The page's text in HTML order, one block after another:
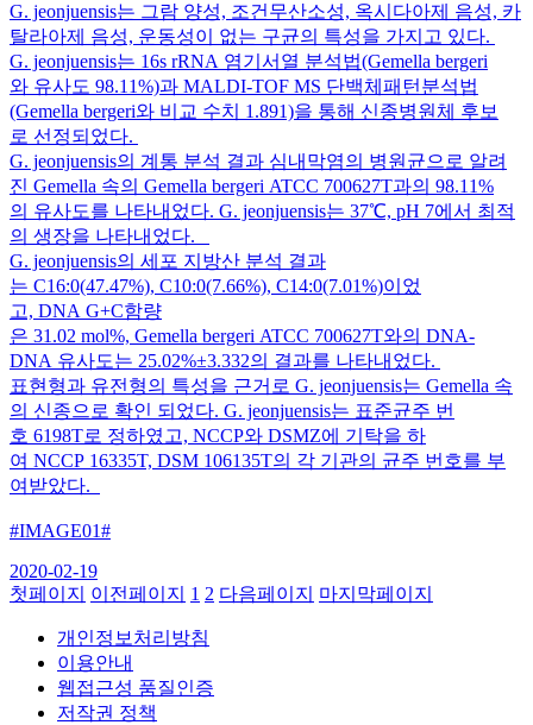
G. jeonjuensis는 그람 양성, 조건무산소성, 옥시다아제 음성, 카
탈라아제 음성, 운동성이 없는 구균의 특성을 가지고 있다.
G. jeonjuensis는 16s rRNA 염기서열 분석법(Gemella bergeri
와 유사도 98.11%)과 MALDI-TOF MS 단백체패턴분석법
(Gemella bergeri와 비교 수치 1.891)을 통해 신종병원체 후보
로 선정되었다.
G. jeonjuensis의 계통 분석 결과 심내막염의 병원균으로 알려
진 Gemella 속의 Gemella bergeri ATCC 700627T과의 98.11%
의 유사도를 나타내었다. G. jeonjuensis는 37℃, pH 7에서 최적
의 생장을 나타내었다.
G. jeonjuensis의 세포 지방산 분석 결과
는 C16:0(47.47%), C10:0(7.66%), C14:0(7.01%)이었
고, DNA G+C함량
은 31.02 mol%, Gemella bergeri ATCC 700627T와의 DNA-
DNA 유사도는 25.02%±3.332의 결과를 나타내었다.
표현형과 유전형의 특성을 근거로 G. jeonjuensis는 Gemella 속
의 신종으로 확인 되었다. G. jeonjuensis는 표준균주 번
호 6198T로 정하였고, NCCP와 DSMZ에 기탁을 하
여 NCCP 16335T, DSM 106135T의 각 기관의 균주 번호를 부
여받았다.
#IMAGE01#
2020-02-19
첫페이지
이전페이지 1 2 다음페이지 마지막페이지
개인정보처리방침
이용안내
웹접근성 품질인증
저작권 정책